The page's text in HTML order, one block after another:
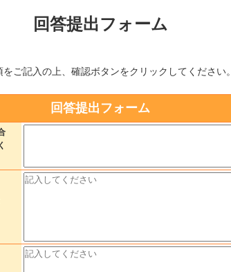
回答提出フォーム
をご記入の上、確認ボタンをクリックしてください。
回答提出フォーム